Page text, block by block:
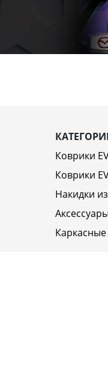
Коврики
Коврики
Накидки
Аксессуары